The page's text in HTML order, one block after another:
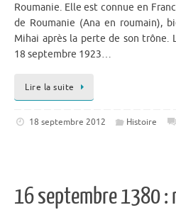
Roumanie. Elle est connue en
de Roumanie (Ana en roumain),
Mihai après la perte de son trône.
18 septembre 1923…
Lire la suite
18 septembre 2012 Histoire
16 septembre 1380 :